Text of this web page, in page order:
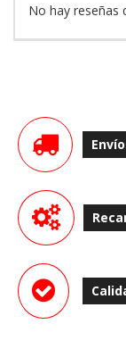
No hay reseñas